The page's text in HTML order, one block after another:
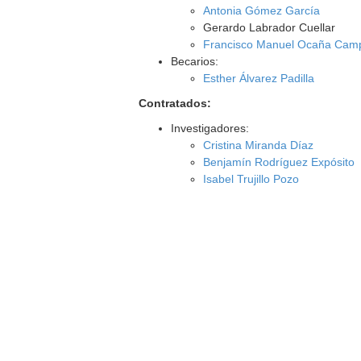
Antonia Gómez García
Gerardo Labrador Cuellar
Francisco Manuel Ocaña
Becarios:
Esther Álvarez Padilla
Contratados:
Investigadores:
Cristina Miranda Díaz
Benjamín Rodríguez Expósito
Isabel Trujillo Pozo